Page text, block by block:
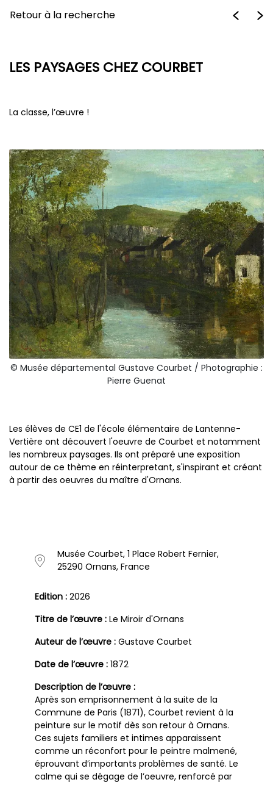
Retour à la recherche
LES PAYSAGES CHEZ COURBET
La classe, l’œuvre !
© Musée départemental Gustave Courbet / Photographie :
Pierre Guenat
Les élèves de CE1 de l'école élémentaire de Lantenne-
Vertière ont découvert l'oeuvre de Courbet et notamment
les nombreux paysages. Ils ont préparé une exposition
autour de ce thème en réinterpretant, s'inspirant et créant
à partir des oeuvres du maître d'Ornans.
Musée Courbet, 1 Place Robert Fernier,
25290 Ornans, France
Edition : 2026
Titre de l’œuvre : Le Miroir d'Ornans
Auteur de l’œuvre : Gustave Courbet
Date de l’œuvre : 1872
Description de l’œuvre :
Après son emprisonnement à la suite de la
Commune de Paris (1871), Courbet revient à la
peinture sur le motif dès son retour à Ornans.
Ces sujets familiers et intimes apparaissent
comme un réconfort pour le peintre malmené,
éprouvant d’importants problèmes de santé. Le
calme qui se dégage de l’oeuvre, renforcé par